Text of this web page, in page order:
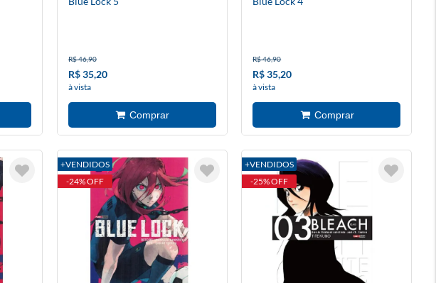
R$ 46,90
R$ 35,20
à vista
R$ 46,90
R$ 35,20
à vista
+VENDIDOS
-24% OFF
+VENDIDOS
-25% OFF